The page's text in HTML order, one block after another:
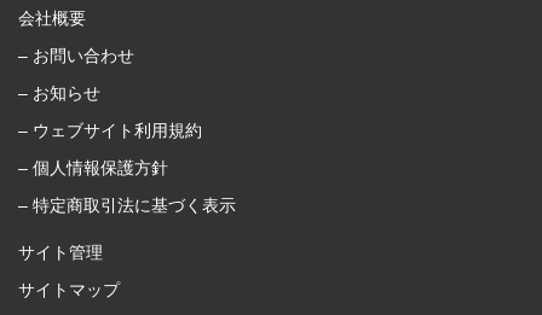
会社概要
– お問い合わせ
– お知らせ
– ウェブサイト利用規約
– 個人情報保護方針
– 特定商取引法に基づく表示
サイト管理
サイトマップ